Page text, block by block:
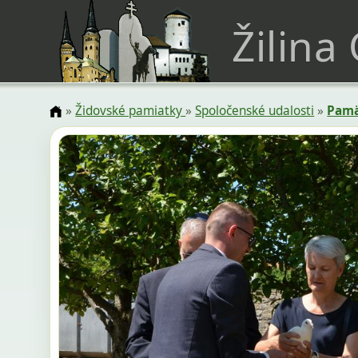
Žilina
»Židovské pamiatky»Spoločenské udalosti »